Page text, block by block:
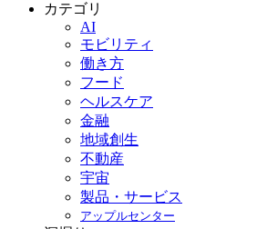
カテゴリ
AI
モビリティ
働き方
フード
ヘルスケア
金融
地域創生
不動産
宇宙
製品・サービス
アップルセンター